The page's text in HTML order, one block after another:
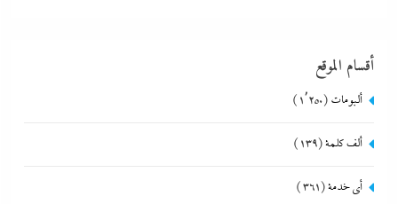
أقسام الموقع
ألبومات (1٬250)
ألف كلمة(139)
أي خدمة(361)